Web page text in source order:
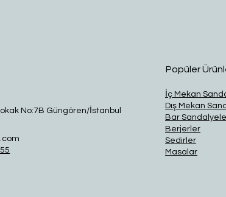
No:7B Güngören/İstanbul
Popüler
İç Mekan
Dış Mekan
Bar
Berjerler
Sedirler
Masalar